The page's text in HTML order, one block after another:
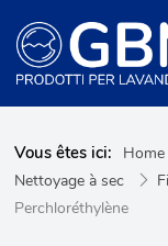
NOS PRODUITS
NOUVELLES
Vous êtes ici:
Nettoyage à sec
Perchloréthylène